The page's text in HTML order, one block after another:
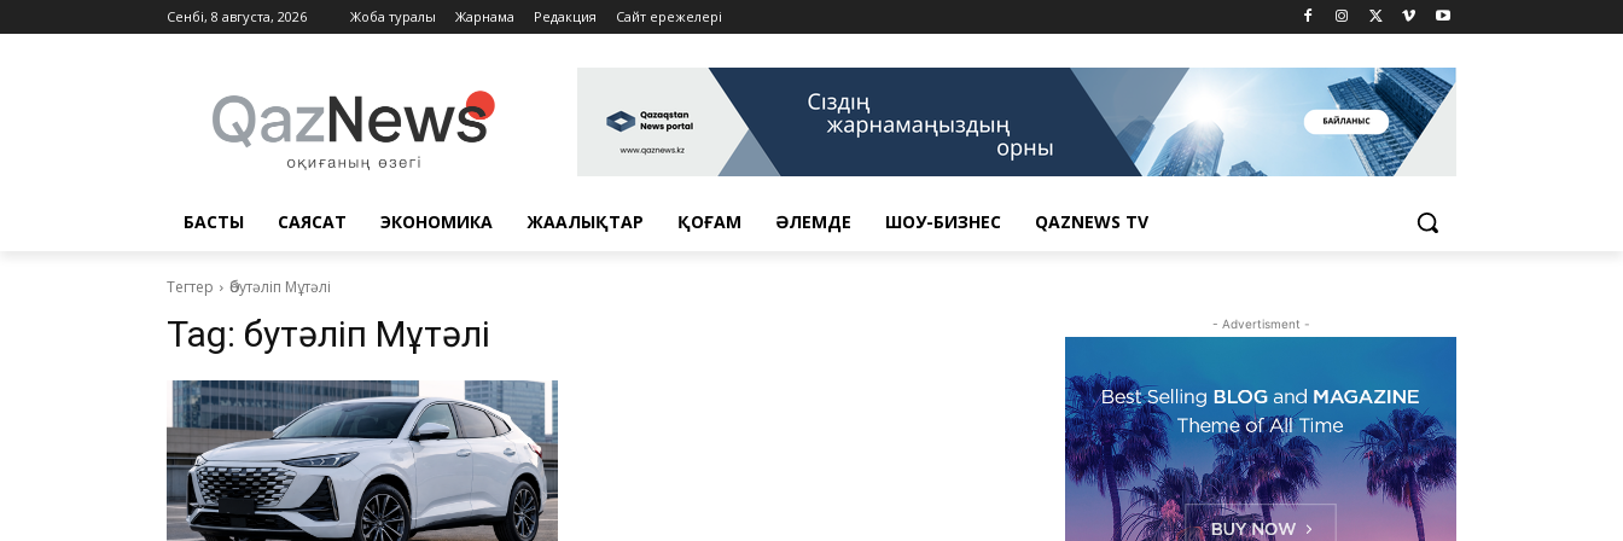
Сенбі, 8 августа, 2026 Жоба туралы Жарнама Редакция Сайт ережелері
БАСТЫ САЯСАТ ЭКОНОМИКА ЖАҢАЛЫҚТАР ҚОҒАМ ӘЛЕМДЕ ШОУ-БИЗНЕС QAZNEWS TV
Тегтер Әбутәліп Мұтәлі
Tag: Әбутәліп Мұтәлі - Advertisment -